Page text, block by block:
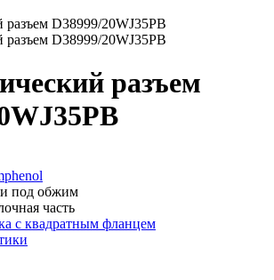
разъем
под обжим
часть
с квадратным фланцем